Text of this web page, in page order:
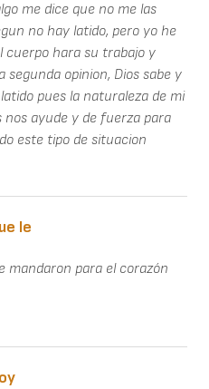
me dice que no me las
no hay latido, pero yo he
cuerpo hara su trabajo y
opinion, Dios sabe y
pues la naturaleza de mi
nos ayude y de fuerza para
este tipo de situacion
le
mandaron para el corazón